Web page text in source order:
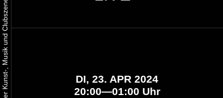
DI, 23. APR 2024
20:00—01:00 Uhr